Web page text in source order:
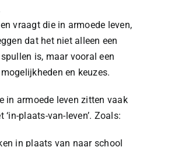
vraagt die in armoede leven,
dat het niet alleen een
is, maar vooral een
en keuzes.
in armoede leven zitten vaak
‘in-plaats-van-leven’. Zoals:
in plaats van naar school